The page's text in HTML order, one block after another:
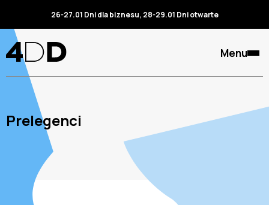
26-27.01 Dni dla biznesu, 28-29.01 Dni otwarte
Menu
Prelegenci